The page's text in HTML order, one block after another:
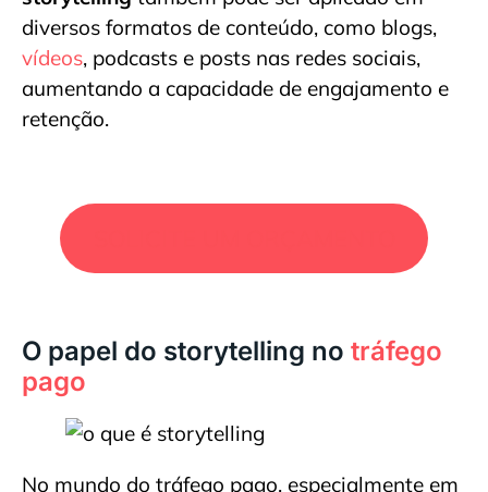
diversos formatos de conteúdo, como blogs,
vídeos, podcasts e posts nas redes sociais,
aumentando a capacidade de engajamento e
retenção.
O papel do storytelling no tráfego
pago
No mundo do tráfego pago, especialmente em